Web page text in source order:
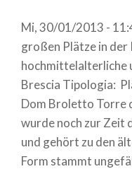
Mi, 30/01/2013 -
großen Plätze in der
hochmittelalterliche
Brescia Tipologia:
Dom Broletto Torre
wurde noch zur Zeit
und gehört zu den
Form stammt